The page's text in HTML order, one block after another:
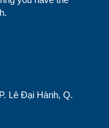
Lê Đại Hành, Q.